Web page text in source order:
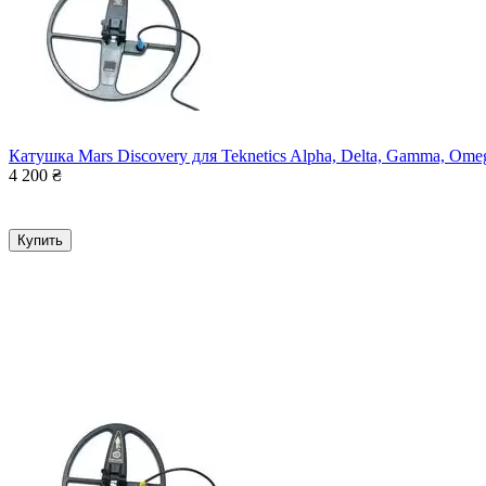
Катушка Mars Discovery для Teknetics Alpha, Delta, Gamma,
4 200 ₴
Купить